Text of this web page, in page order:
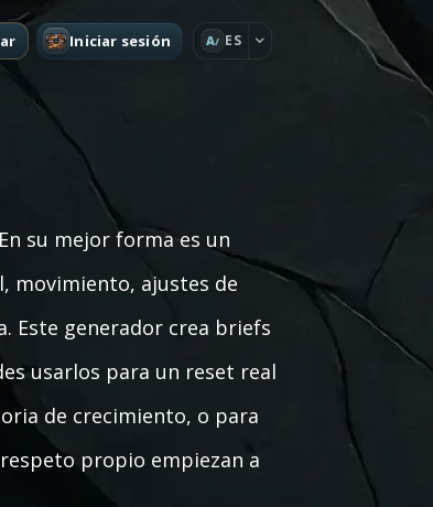
Iniciar sesión A ES
su mejor forma es un
movimiento, ajustes de
Este generador crea briefs
usarlos para un reset real
de crecimiento, o para
propio empiezan a